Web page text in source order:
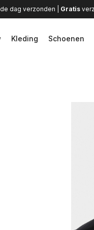
dag verzonden | Gratis
Kleding Schoenen